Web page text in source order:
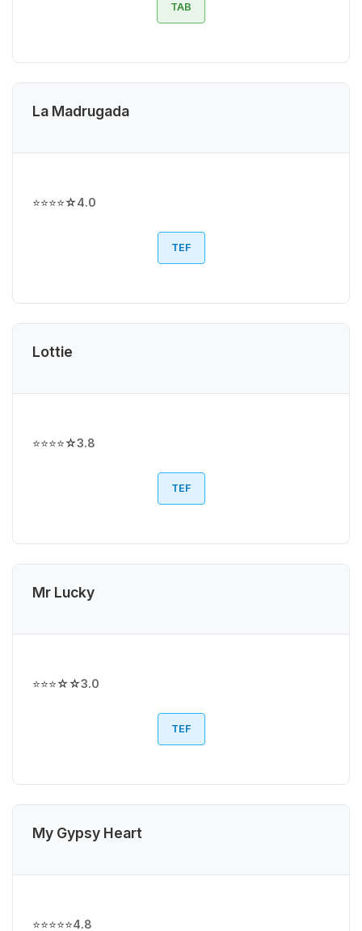
TAB
La Madrugada
⭐⭐⭐⭐☆4.0
TEF
Lottie
⭐⭐⭐⭐☆3.8
TEF
Mr Lucky
⭐⭐⭐☆☆3.0
TEF
My Gypsy Heart
⭐⭐⭐⭐⭐4.8